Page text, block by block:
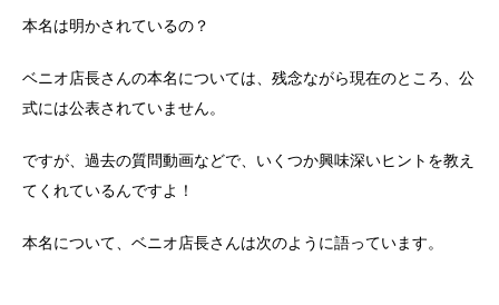
本名は明かされているの？
ベニオ店長さんの本名については、残念ながら現在のところ、公
式には公表されていません。
ですが、過去の質問動画などで、いくつか興味深いヒントを教え
てくれているんですよ！
本名について、ベニオ店長さんは次のように語っています。